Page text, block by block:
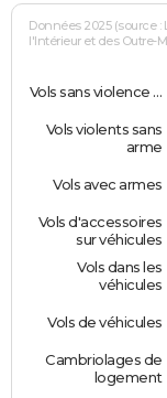
Données 2025 (source
l'Intérieur et des Outre-
Vols sans violence …
Vols violents sans
arme
Vols avec armes
Vols d'accessoires
sur véhicules
Vols dans les
véhicules
Vols de véhicules
Cambriolages de
logement